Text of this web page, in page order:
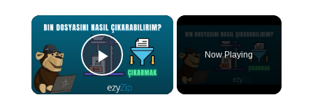
×
Play Video
Now Playing